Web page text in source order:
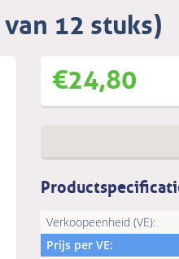
12 stuks)
€24,80
Verkoopeenheid (VE):
Prijs per VE: